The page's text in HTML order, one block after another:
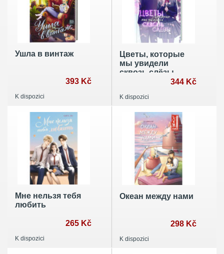
Ушла в винтаж
393 Kč
K dispozici
Цветы, которые
мы увидели
сквозь слёзы
344 Kč
K dispozici
Мне нельзя тебя
любить
265 Kč
K dispozici
Океан между нами
298 Kč
K dispozici